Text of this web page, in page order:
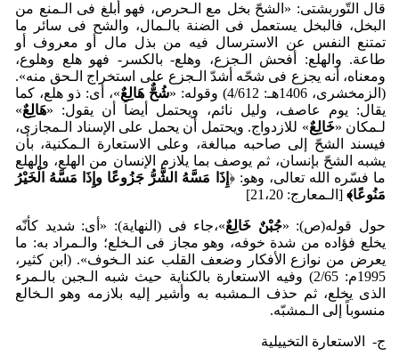
قال التّوربشتی: «الشحّ بخل مع الـحرص، فهو أبلغ فی الـمنع من
البخل، فالبخل یستعمل فی الضنة بالـمال، والشح فی سائر ما
تمتنع النفس عن الاسترسال فیه من بذل مال أو معروف أو
طاعة. والهلع: أفحش الـجزع، وهلع- بالکسر- فهو هلع وهلوع،
‌ومعناه، أنه یجزع فی شحّه أشدّ الـجزع علی استخراج الـحق منه».
(الزمخشری، 1406هـ: 4/612) وقوله: «
شُحٌّ هَالِعٌ»، أی: ذو هلع، کما
یقال: یوم عاصف، ولیل نائم، ویحتمل أیضاً أن یقول: «هَالِعٌ»
لـمکان «خَالِعٌ» للازدواج. ویحتمل أن یحمل علی الإسناد الـمجازی،
فیسند الشحّ إلی صاحبه مبالغة، وعلی الاستعارة الـمکنیة، بأن
یشبه الشحّ بإنسان، ثم یوصف بما یلازم الإنسان من الهلع، والهلع
ما فسّره الله تعالی، وهو: ﴿ إِذَا مَسَّهُ الشَّرُّ جَزُوعًا وإِذَا مَسَّهُ الْخَیْرُ
مَنُوعًا﴾ [الـمعارج: 21،20]
حول قوله(ص): «جُبنٌ خَالِعٌ»،جاء فی (النهایة): «أی: شدید کأنّه
یخلع فؤاده من شدة خوفه، وهو مجاز فی الـخلع؛ والـمراد به: ما
یعرض من نوازع الأفکار وضعف القلب عند الـخوف». (ابن کثیر،
1995م: 2/65) وفیه الاستعارة بالکنایة حیث شبه الـجبن بالـمرء
الذی یخلع، ثم حذف الـمشبه به وأشیر إلیه بلازمه وهو الـخالع
منسوباً إلی الـمشبّه.
ج- الاستعارة التخییلیة